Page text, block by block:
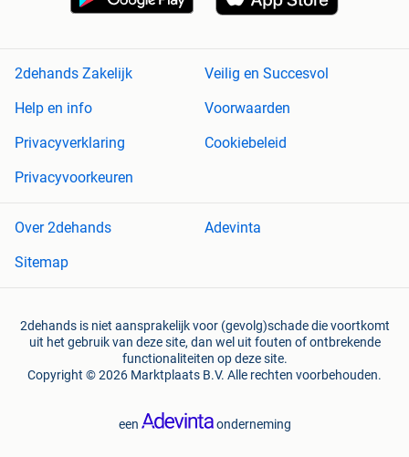
2dehands Zakelijk
Veilig en Succesvol
Help en info
Voorwaarden
Privacyverklaring
Cookiebeleid
Privacyvoorkeuren
Over 2dehands
Adevinta
Sitemap
2dehands is niet aansprakelijk voor (gevolg)schade die voortkomt
uit het gebruik van deze site, dan wel uit fouten of ontbrekende
functionaliteiten op deze site.
Copyright © 2026 Marktplaats B.V. Alle rechten voorbehouden.
een onderneming